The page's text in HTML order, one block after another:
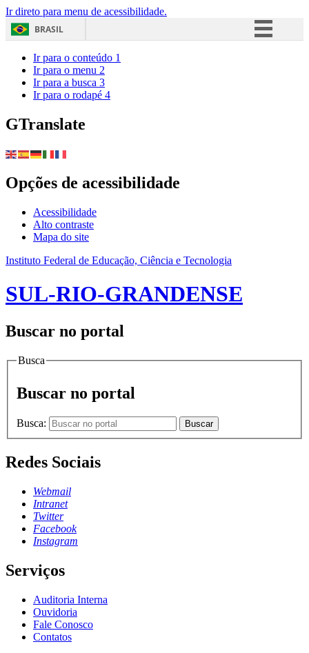
Ir direto para menu de acessibilidade.
BRASIL
Ir para o conteúdo 1
Ir para o menu 2
Ir para a busca 3
Ir para o rodapé 4
GTranslate
Opções de acessibilidade
Acessibilidade
Alto contraste
Mapa do site
Instituto Federal de Educação, Ciência e Tecnologia
SUL-RIO-GRANDENSE
Buscar no portal
Busca
Buscar no portal
Busca: Buscar
Redes Sociais
Webmail
Intranet
Twitter
Facebook
Instagram
Serviços
Auditoria Interna
Ouvidoria
Fale Conosco
Contatos